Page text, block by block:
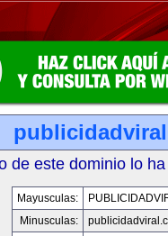
de este dominio lo
Mayusculas:
Minusculas: